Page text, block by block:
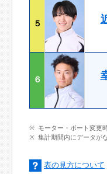
５
６
モーター・ボート変更
集計期間内にデータが
表の見方について